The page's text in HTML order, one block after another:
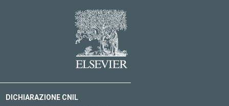
DICHIARAZIONE CNIL